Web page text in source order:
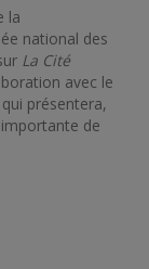
la
national des
La Cité
avec le
présentera,
de